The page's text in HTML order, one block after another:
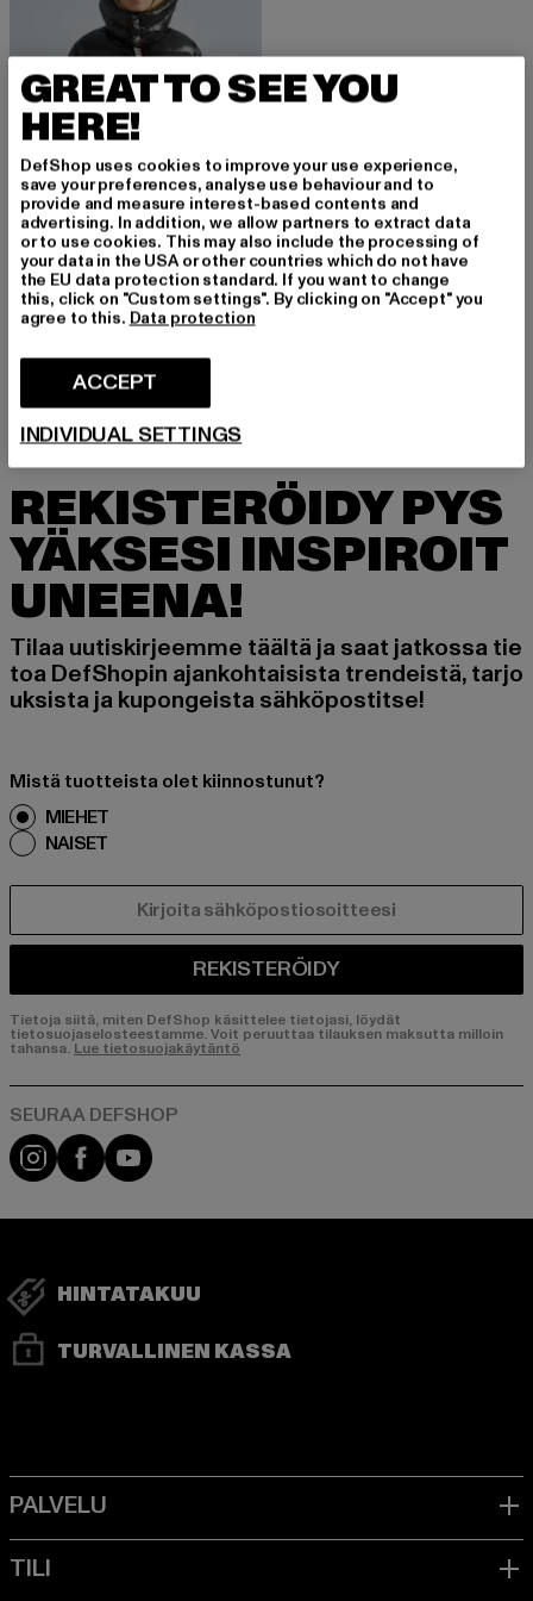
JACK1T
EZ SLICK RACER HOOD
REKISTERÖIDY PYS
YÄKSESI INSPIROIT
UNEENA!
Tilaa uutiskirjeemme täältä ja saat jatkossa tie
toa DefShopin ajankohtaisista trendeistä, tarjo
uksista ja kupongeista sähköpostitse!
Mistä tuotteista olet kiinnostunut?
MIEHET
NAISET
REKISTERÖIDY
Tietoja siitä, miten DefShop käsittelee tietojasi, löydät
tietosuojaselosteestamme. Voit peruuttaa tilauksen maksutta milloin
tahansa.Lue tietosuojakäytäntö
Visit our Instagram page:
Visit our Facebook page:
Visit our YouTube channel:
HINTATAKUU
TURVALLINEN KASSA
GREAT TO SEE YOU
HERE!
DefShop uses cookies to improve your use experience,
save your preferences, analyse use behaviour and to
provide and measure interest-based contents and
advertising. In addition, we allow partners to extract data
or to use cookies. This may also include the processing of
your data in the USA or other countries which do not have
the EU data protection standard. If you want to change
this, click on "Custom settings". By clicking on "Accept" you
agree to this. Data protection
ACCEPT
INDIVIDUAL SETTINGS